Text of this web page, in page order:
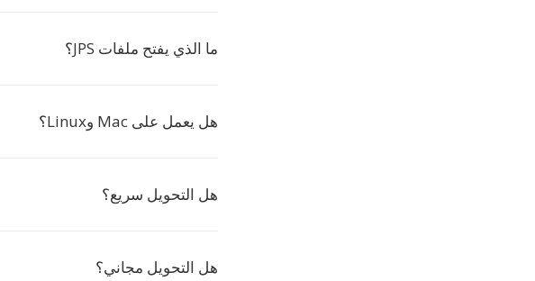
ما الذي يفتح ملفات JPS؟
هل يعمل على Mac وLinux؟
هل التحويل سريع؟
هل التحويل مجاني؟